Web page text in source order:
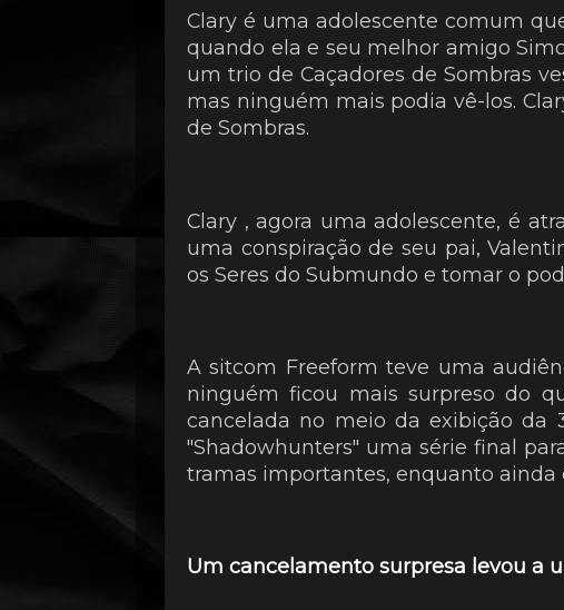
Clary é uma adolescente comum
quando ela e seu melhor amigo
um trio de Caçadores de Sombras
mas ninguém mais podia vê-los.
de Sombras.
Clary , agora uma adolescente, é
uma conspiração de seu pai,
os Seres do Submundo e tomar o
A sitcom Freeform teve uma
ninguém ficou mais surpreso do
cancelada no meio da exibição da
"Shadowhunters" uma série final
tramas importantes, enquanto ainda
Um cancelamento surpresa levou a